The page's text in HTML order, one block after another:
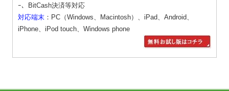
ｰ、BitCash決済等対応
対応端末 ：PC（Windows、Macintosh）、iPad、Android、
iPhone、iPod touch、Windows phone